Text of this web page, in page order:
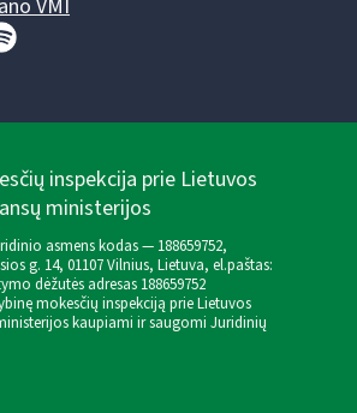
VMI
inspekcija prie Lietuvos
ministerijos
asmens kodas — 188659752,
g. 14, 01107 Vilnius, Lietuva, el.paštas:
dėžutės adresas 188659752
mokesčių inspekciją prie Lietuvos
kaupiami ir saugomi Juridinių